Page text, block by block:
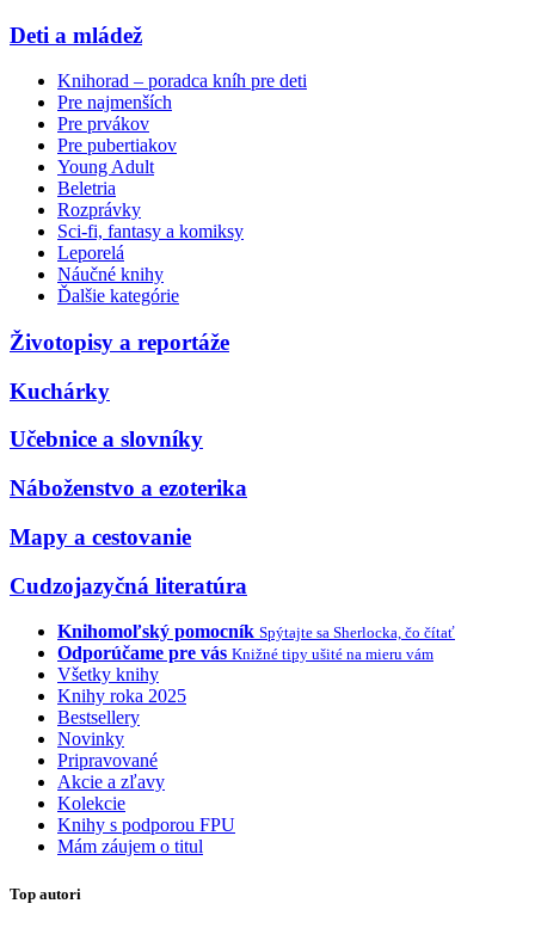
Deti a mládež
Knihorad – poradca kníh pre deti
Pre najmenších
Pre prvákov
Pre pubertiakov
Young Adult
Beletria
Rozprávky
Sci-fi, fantasy a komiksy
Leporelá
Náučné knihy
Ďalšie kategórie
Životopisy a reportáže
Kuchárky
Učebnice a slovníky
Náboženstvo a ezoterika
Mapy a cestovanie
Cudzojazyčná literatúra
Knihomoľský pomocník Spýtajte sa Sherlocka, čo čítať
Odporúčame pre vás Knižné tipy ušité na mieru vám
Všetky knihy
Knihy roka 2025
Bestsellery
Novinky
Pripravované
Akcie a zľavy
Kolekcie
Knihy s podporou FPU
Mám záujem o titul
Top autori